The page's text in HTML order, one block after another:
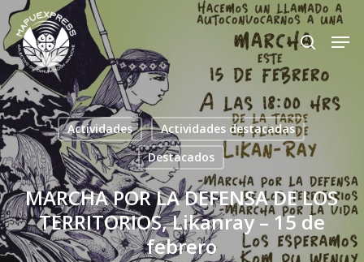
Skip
to
main
content
search
Actividades
Actividades destacadas
Destacados
MARCHA POR LA DEFENSA DE LOS
TERRITORIOS, Likanray – 15 de
febrero
Close
Menu